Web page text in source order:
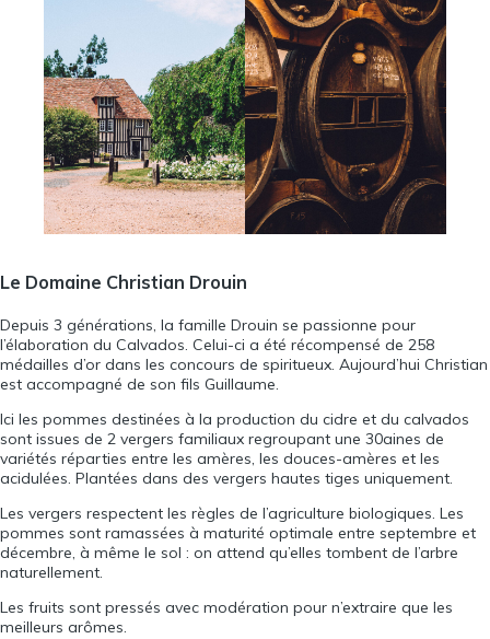
Le Domaine Christian Drouin
Depuis 3 générations, la famille Drouin se passionne pour
l’élaboration du Calvados. Celui-ci a été récompensé de 258
médailles d’or dans les concours de spiritueux. Aujourd’hui Christian
est accompagné de son fils Guillaume.
Ici les pommes destinées à la production du cidre et du calvados
sont issues de 2 vergers familiaux regroupant une 30aines de
variétés réparties entre les amères, les douces-amères et les
acidulées. Plantées dans des vergers hautes tiges uniquement.
Les vergers respectent les règles de l’agriculture biologiques. Les
pommes sont ramassées à maturité optimale entre septembre et
décembre, à même le sol : on attend qu’elles tombent de l’arbre
naturellement.
Les fruits sont pressés avec modération pour n’extraire que les
meilleurs arômes.